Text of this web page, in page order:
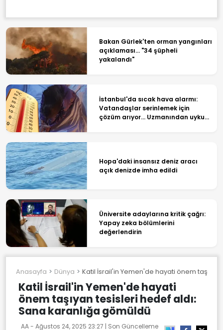
Bakan Gürlek'ten orman yangınları
açıklaması... "34 şüpheli
yakalandı"
İstanbul'da sıcak hava alarmı:
Vatandaşlar serinlemek için
çözüm arıyor... Uzmanından uyku
Hopa'daki insansız deniz aracı
açık denizde imha edildi
Üniversite adaylarına kritik çağrı:
Yapay zeka bölümlerini
değerlendirin
Anasayfa Dünya Katil İsrail'in Yemen'de hayati önem
Katil İsrail'in Yemen'de hayati
önem taşıyan tesisleri hedef aldı:
Sana karanlığa gömüldü
AA - Ağustos 24, 2025 23:27 | Son Güncelleme